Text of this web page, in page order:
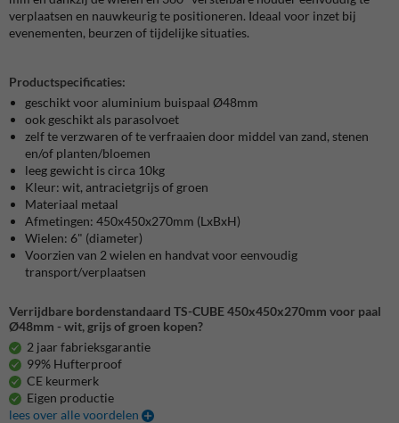
verplaatsen en nauwkeurig te positioneren. Ideaal voor inzet bij
evenementen, beurzen of tijdelijke situaties.
Productspecificaties:
geschikt voor aluminium buispaal Ø48mm
ook geschikt als parasolvoet
zelf te verzwaren of te verfraaien door middel van zand, stenen
en/of planten/bloemen
leeg gewicht is circa 10kg
Kleur: wit, antracietgrijs of groen
Materiaal metaal
Afmetingen: 450x450x270mm (LxBxH)
Wielen: 6" (diameter)
Voorzien van 2 wielen en handvat voor eenvoudig
transport/verplaatsen
Verrijdbare bordenstandaard TS-CUBE 450x450x270mm voor paal
Ø48mm - wit, grijs of groen kopen?
2 jaar fabrieksgarantie
99% Hufterproof
CE keurmerk
Eigen productie
lees over alle voordelen